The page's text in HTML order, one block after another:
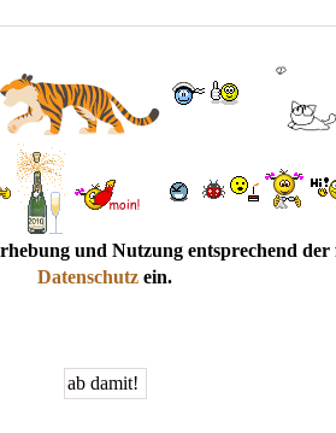
und Nutzung entsprechend der
Datenschutz ein.